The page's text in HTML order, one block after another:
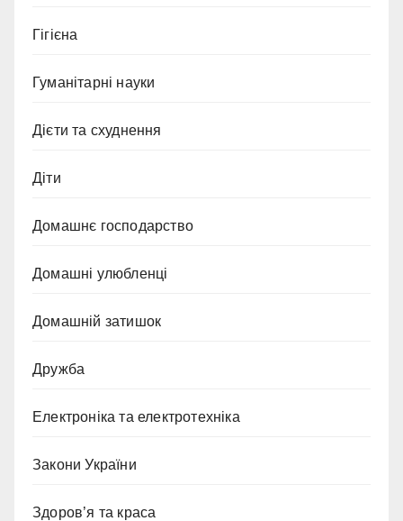
Гігієна
Гуманітарні науки
Дієти та схуднення
Діти
Домашнє господарство
Домашні улюбленці
Домашній затишок
Дружба
Електроніка та електротехніка
Закони України
Здоров’я та краса